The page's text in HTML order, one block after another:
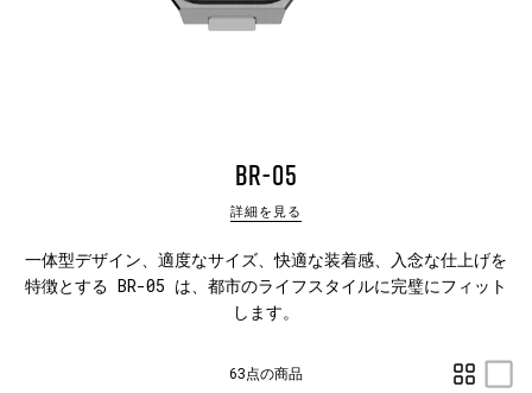
BR-05
詳細を見る
一体型デザイン、適度なサイズ、快適な装着感、入念な仕上げを
特徴とする BR-05 は、都市のライフスタイルに完璧にフィット
します。
63点の商品